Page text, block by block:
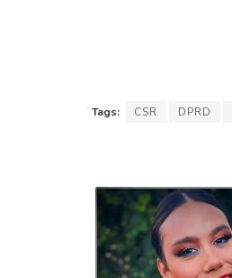
Tags: CSR DPRD